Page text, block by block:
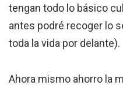
tengan todo lo básico
antes podré recoger lo
toda la vida por delante).
Ahora mismo ahorro la